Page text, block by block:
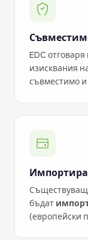
EDC
изисквания
съвместимо
бъдат
(европейски